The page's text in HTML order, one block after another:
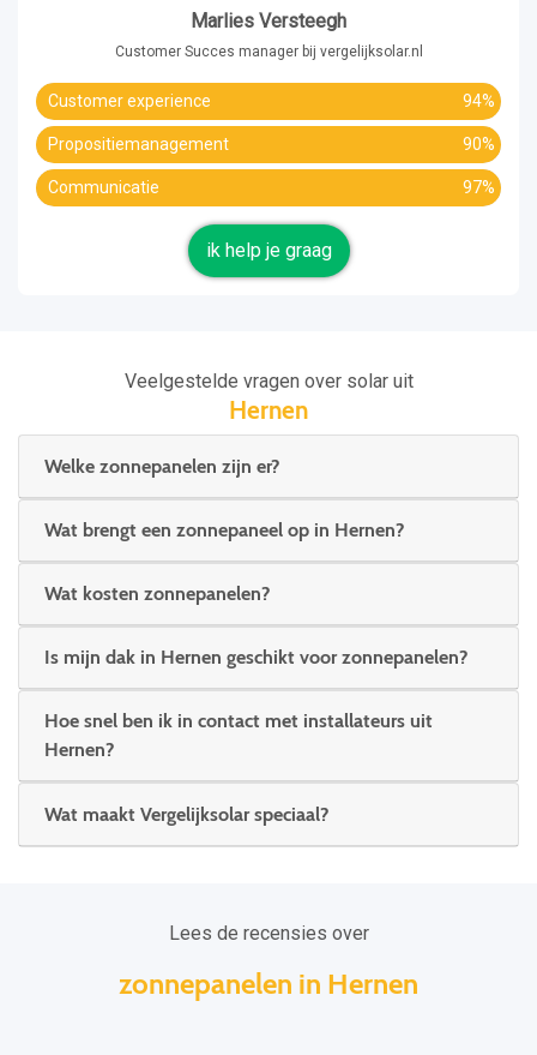
Marlies Versteegh
Customer Succes manager bij vergelijksolar.nl
Customer experience 94%
Propositiemanagement 90%
Communicatie 97%
ik help je graag
Veelgestelde vragen over solar uit
Hernen
Welke zonnepanelen zijn er?
Wat brengt een zonnepaneel op in Hernen?
Wat kosten zonnepanelen?
Is mijn dak in Hernen geschikt voor zonnepanelen?
Hoe snel ben ik in contact met installateurs uit
Hernen?
Wat maakt Vergelijksolar speciaal?
Lees de recensies over
zonnepanelen in Hernen